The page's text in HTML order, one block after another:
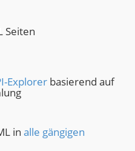
Seiten
Explorer basierend auf
in alle gängigen